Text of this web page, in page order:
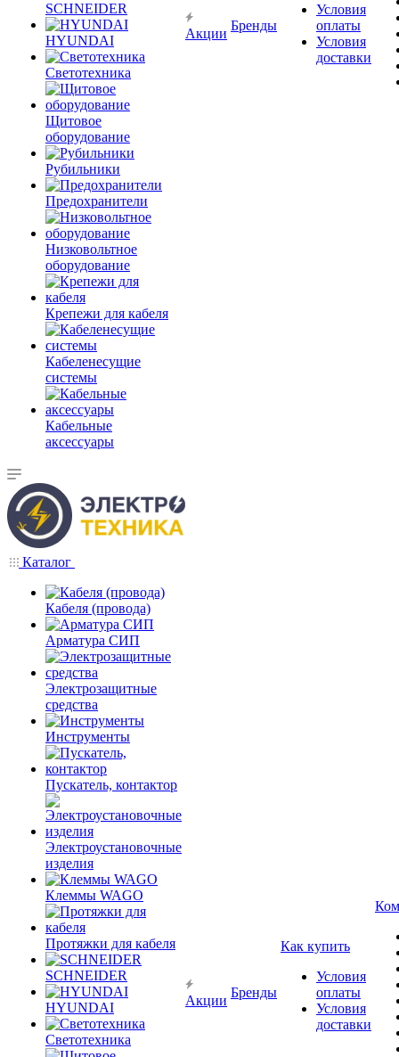
SCHNEIDER
HYUNDAI
Светотехника
Щитовое
оборудование
Рубильники
Предохранители
Низковольтное
оборудование
Крепежи для кабеля
Кабеленесущие
системы
Кабельные
аксессуары
Акции
Бренды
Условия
оплаты
Условия
доставки
Каталог
Кабеля (провода)
Арматура СИП
Электрозащитные
средства
Инструменты
Пускатель, контактор
Электроустановочные
изделия
Клеммы WAGO
Протяжки для кабеля
SCHNEIDER
HYUNDAI
Светотехника
Акции
Бренды
Как купить
Условия
оплаты
Условия
доставки